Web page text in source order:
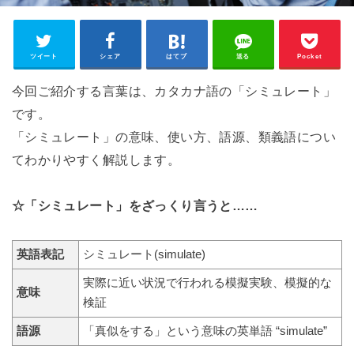
ツイート シェア はてブ 送る Pocket
今回ご紹介する言葉は、カタカナ語の「シミュレート」
です。
「シミュレート」の意味、使い方、語源、類義語につい
てわかりやすく解説します。
☆「シミュレート」をざっくり言うと……
英語表記 シミュレート(simulate)
意味
実際に近い状況で行われる模擬実験、模擬的な
検証
語源 「真似をする」という意味の英単語 “simulate”